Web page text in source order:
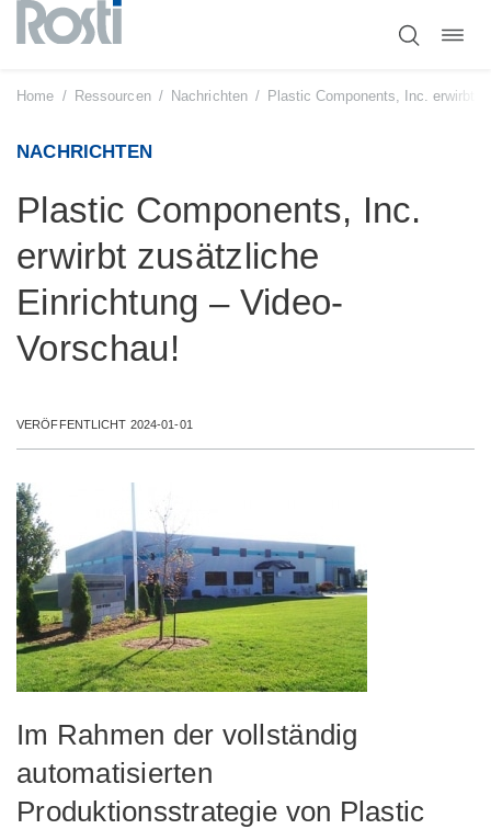
Zum
springen
Home / Ressourcen / Nachrichten / Plastic Components, Inc. erwirbt
NACHRICHTEN
Plastic Components, Inc.
erwirbt zusätzliche
Einrichtung – Video-
Vorschau!
VERÖFFENTLICHT 2024-01-01
Im Rahmen der vollständig
automatisierten
Produktionsstrategie von Plastic